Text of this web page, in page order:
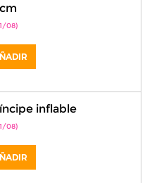
08)
inflable
08)